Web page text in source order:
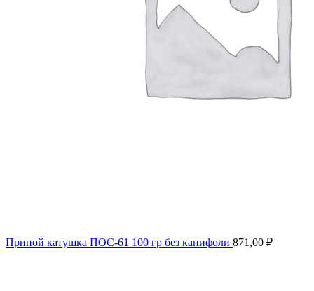
Припой катушка ПОС-61 100 гр без канифоли 871,00 ₽